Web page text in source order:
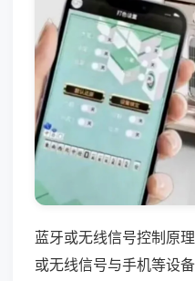
蓝牙或无线信号控制原
或无线信号与手机等设